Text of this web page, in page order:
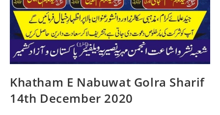
Khatham E Nabuwat Golra Sharif
14th December 2020